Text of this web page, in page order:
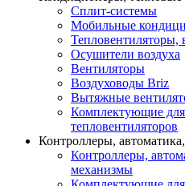
Сплит-системы
Мобильные
Осушители воздуха
Вентиляторы
Воздуховоды Briz
Вытяжные
Комплектующие
тепловентиляторов
Контроллеры,
Контроллеры,
механизмы